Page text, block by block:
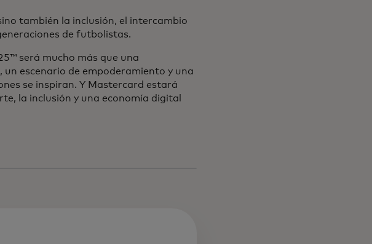
también la inclusión, el intercambio
de futbolistas.
será mucho más que una
escenario de empoderamiento y una
se inspiran. Y Mastercard estará
la inclusión y una economía digital